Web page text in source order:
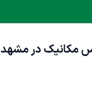
مکانیک در مشهد